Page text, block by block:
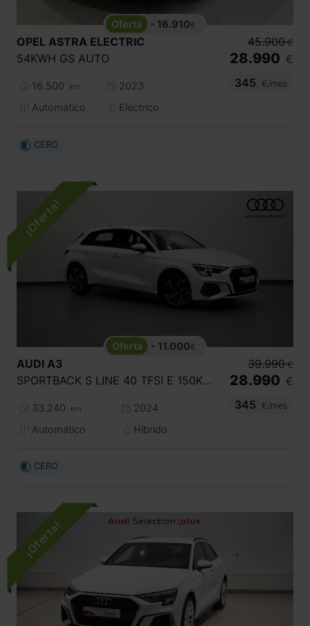
- 16.910€
OPEL ASTRA ELECTRIC
54KWH GS AUTO
16.500 km
2023
Automático
Eléctrico
45.900 €
28.990 €
345
€/mes
CERO
- 11.000€
AUDI A3
SPORTBACK S LINE 40 TFSI E 150KW S TRON
33.240 km
2024
Automático
Híbrido
39.990 €
28.990 €
345
€/mes
CERO